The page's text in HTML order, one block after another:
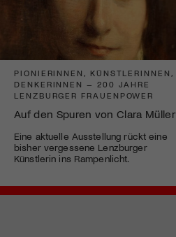
PIONIERINNEN, KÜNSTLERINNEN,
DENKERINNEN – 200 JAHRE
LENZBURGER FRAUENPOWER
Auf den Spuren von Clara Müller
Eine aktuelle Ausstellung rückt eine
bisher vergessene Lenzburger
Künstlerin ins Rampenlicht.